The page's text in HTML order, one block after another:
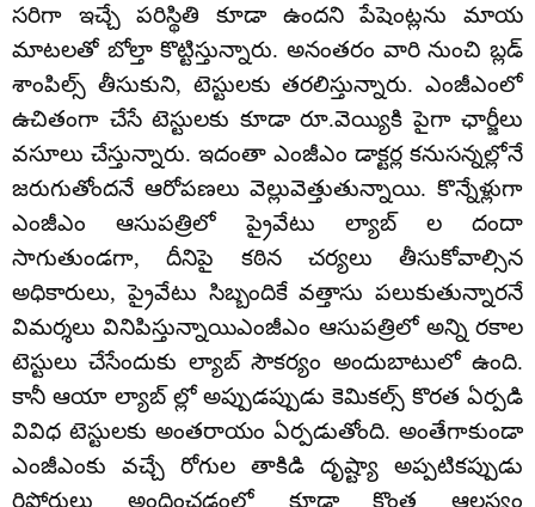
సరిగా ఇచ్చే పరిస్థితి కూడా ఉందని పేషెంట్లను మాయ
మాటలతో బోల్తా కొట్టిస్తున్నారు. అనంతరం వారి నుంచి బ్లడ్
శాంపిల్స్ తీసుకుని, టెస్టులకు తరలిస్తున్నారు. ఎంజీఎంలో
ఉచితంగా చేసే టెస్టులకు కూడా రూ.వెయ్యికి పైగా ఛార్జీలు
వసూలు చేస్తున్నారు. ఇదంతా ఎంజీఎం డాక్టర్ల కనుసన్నల్లోనే
జరుగుతోందనే ఆరోపణలు వెల్లువెత్తుతున్నాయి. కొన్నేళ్లుగా
ఎంజీఎం ఆసుపత్రిలో ప్రైవేటు ల్యాబ్ ల దందా
సాగుతుండగా, దీనిపై కఠిన చర్యలు తీసుకోవాల్సిన
అధికారులు, ప్రైవేటు సిబ్బందికే వత్తాసు పలుకుతున్నారనే
విమర్శలు వినిపిస్తున్నాయిఎంజీఎం ఆసుపత్రిలో అన్ని రకాల
టెస్టులు చేసేందుకు ల్యాబ్ సౌకర్యం అందుబాటులో ఉంది.
కానీ ఆయా ల్యాబ్ ల్లో అప్పుడప్పుడు కెమికల్స్ కొరత ఏర్పడి
వివిధ టెస్టులకు అంతరాయం ఏర్పడుతోంది. అంతేగాకుండా
ఎంజీఎంకు వచ్చే రోగుల తాకిడి దృష్ట్యా అప్పటికప్పుడు
రిపోర్టులు అందించడంలో కూడా కొంత ఆలస్యం